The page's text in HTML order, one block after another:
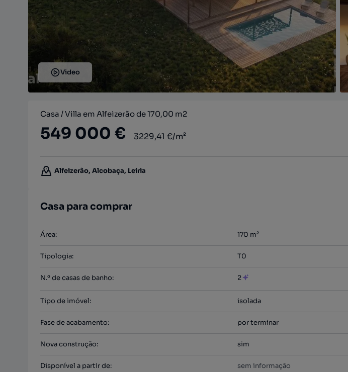
Video
Casa / Villa em Alfeizerão de 170,00 m2
549 000 € 3229,41 €/m²
Alfeizerão, Alcobaça, Leiria
Casa para comprar
Área: 170 m²
Tipologia: T0
N.º de casas de banho: 2
Tipo de imóvel: isolada
Fase de acabamento: por terminar
Nova construção: sim
Disponível a partir de: sem informação